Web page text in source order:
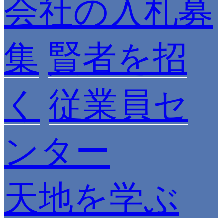
会社の入札募
集 賢者を招
く 従業員セ
ンター
天地を学ぶ